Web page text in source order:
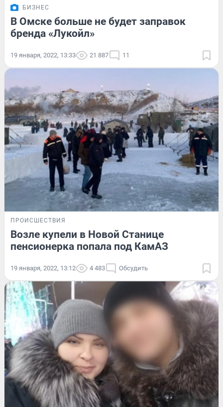
БИЗНЕС
В Омске больше не будет заправок
бренда «Лукойл»
19 января, 2022, 13:33 21 887 11
ПРОИСШЕСТВИЯ
Возле купели в Новой Станице
пенсионерка попала под КамАЗ
19 января, 2022, 13:12 4 483 Обсудить